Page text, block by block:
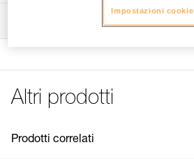
Codice : P040AA00
Altri prodotti
Prodotti correlati
Impostazioni cookie